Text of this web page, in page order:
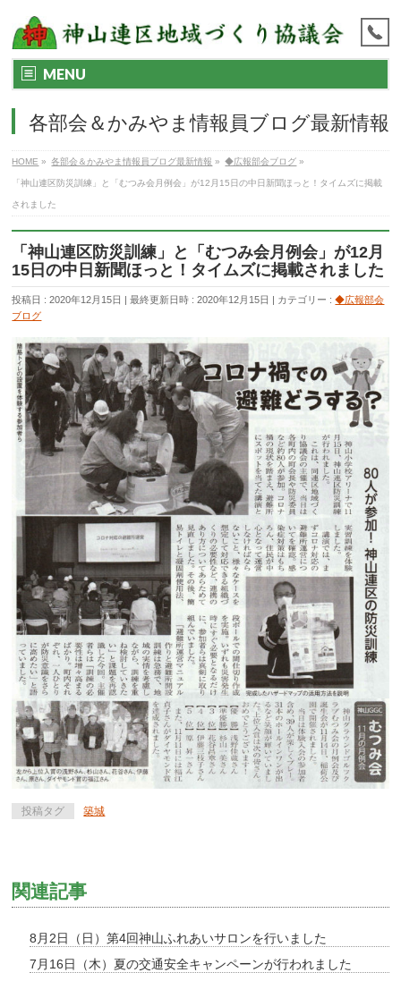
MENU
各部会＆かみやま情報員ブログ最新情報
HOME » 各部会＆かみやま情報員ブログ最新情報 » ◆広報部会ブログ »
「神山連区防災訓練」と「むつみ会月例会」が12月15日の中日新聞ほっと！タイムズに掲載
されました
「神山連区防災訓練」と「むつみ会月例会」が12月
15日の中日新聞ほっと！タイムズに掲載されました
投稿日 : 2020年12月15日 最終更新日時 : 2020年12月15日 カテゴリー :◆広報部会
ブログ
投稿タグ 築城
関連記事
8月2日（日）第4回神山ふれあいサロンを行いました
7月16日（木）夏の交通安全キャンペーンが行われました